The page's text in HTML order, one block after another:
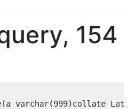
154
varchar(999)collate